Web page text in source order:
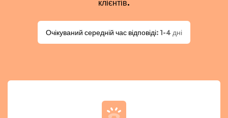
клієнтів.
Очікуваний середній час відповіді: 1-4 дні